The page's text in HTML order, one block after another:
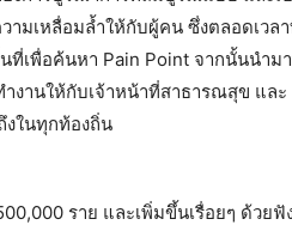
มเหลื่อมล้ำให้กับผู้คน ซึ่งตลอดเวล
เพื่อค้นหา Pain Point จากนั้นนำม
านให้กับเจ้าหน้าที่สาธารณสุข และ
งในทุกท้องถิ่น
ราย และเพิ่มขึ้นเรื่อยๆ ด้วย